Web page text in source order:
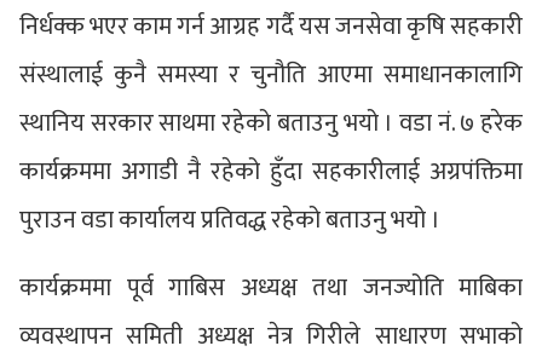
निर्धक्क भएर काम गर्न आग्रह गर्दै यस जनसेवा कृषि सहकारी
संस्थालाई कुनै समस्या र चुनौति आएमा समाधानकालागि
स्थानिय सरकार साथमा रहेको बताउनु भयो । वडा नं. ७ हरेक
कार्यक्रममा अगाडी नै रहेको हुँदा सहकारीलाई अग्रपंक्तिमा
पुराउन वडा कार्यालय प्रतिवद्ध रहेको बताउनु भयो ।
कार्यक्रममा पूर्व गाबिस अध्यक्ष तथा जनज्योति माबिका
व्यवस्थापन समिती अध्यक्ष नेत्र गिरीले साधारण सभाको